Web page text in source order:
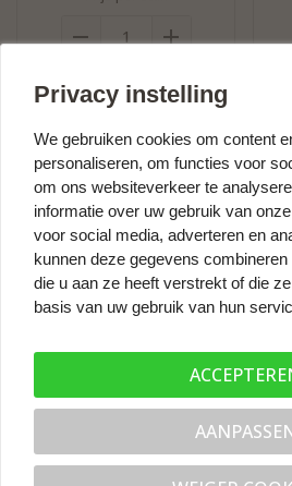
Bestel nu
Hermadix kit 290 ml -
Ben jij op zoek naar een
montagelijm en afdichtingskit?
de Hermadix kit in de kleur zwart.
voor zowel binnen als buiten en is
inzetbaar.
Toepassing Hermadix
Met deze kit kun jij eenvoudig en
hout, metaal, kunststof, steen en
bevestigen of afdichten. De
het bevestigen van bijvoorbeeld
Privacy instelling
We gebruiken cookies om content
personaliseren, om functies voor
om ons websiteverkeer te
informatie over uw gebruik van
voor social media, adverteren en
kunnen deze gegevens
die u aan ze heeft verstrekt of die
basis van uw gebruik van hun